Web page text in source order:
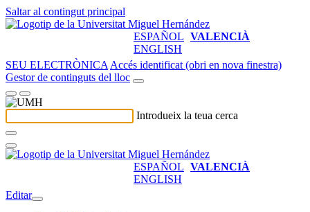
Saltar al contingut principal
ESPAÑOL VALENCIÀ
ENGLISH
SEU ELECTRÒNICA Accés identificat (obri en nova finestra)
Gestor de continguts del lloc
Introdueix la teua cerca
ESPAÑOL VALENCIÀ
ENGLISH
Editar